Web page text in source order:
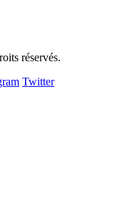
réservés.
Twitter